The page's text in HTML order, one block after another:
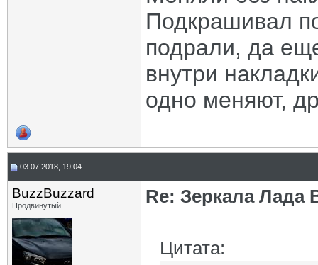
Подкрашивал
подрали, да
внутри
одно меняют,
03.07.2018, 19:04
BuzzBuzzard
Продвинутый Re: Зеркала Лада
Цитата: